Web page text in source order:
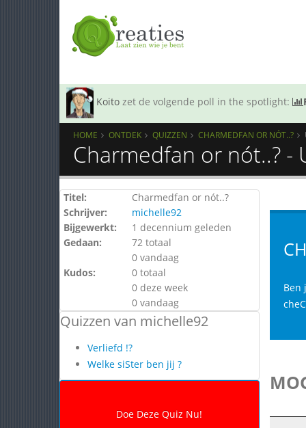
Koito zet de volgende poll in the spotlight:
HOME ONTDEK QUIZZEN CHARMEDFAN OR NÓT..?
Charmedfan or nót..? -
Titel:
Charmedfan or nót..?
Schrijver:
michelle92
Bijgewerkt:
1 decennium geleden
Gedaan:
72 totaal
0 vandaag
Kudos:
0 totaal
0 deze week
0 vandaag
Quizzen van michelle92
Verliefd !?
Welke siSter ben jij ?
Ben